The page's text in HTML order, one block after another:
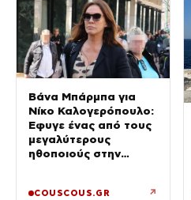
Βάνα Μπάρμπα για
Νίκο Καλογερόπουλο:
Έφυγε ένας από τους
μεγαλύτερους
ηθοποιούς στην
COUSCOUS.GR ↗